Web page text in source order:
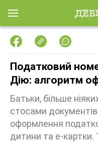
Податковий
Дію: алгоритм
Батьки, більше
стосами
оформлення
дитини та е-